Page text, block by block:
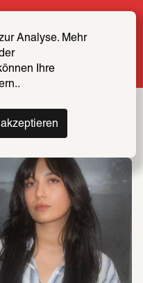
Analyse. Mehr
Ihre
werden